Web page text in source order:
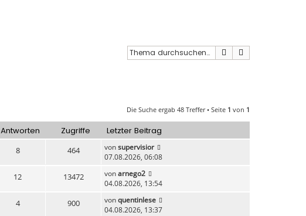
Suche
Die Suche ergab 48 Treffer • Seite 1 von 1
Antworten Zugriffe Letzter Beitrag
8 464 vonsupervisior
07.08.2026, 06:08
12 13472 vonarnego2
04.08.2026, 13:54
4 900 vonquentinlese
04.08.2026, 13:37